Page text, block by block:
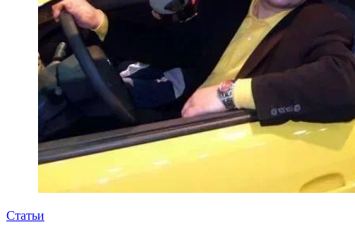
Статьи